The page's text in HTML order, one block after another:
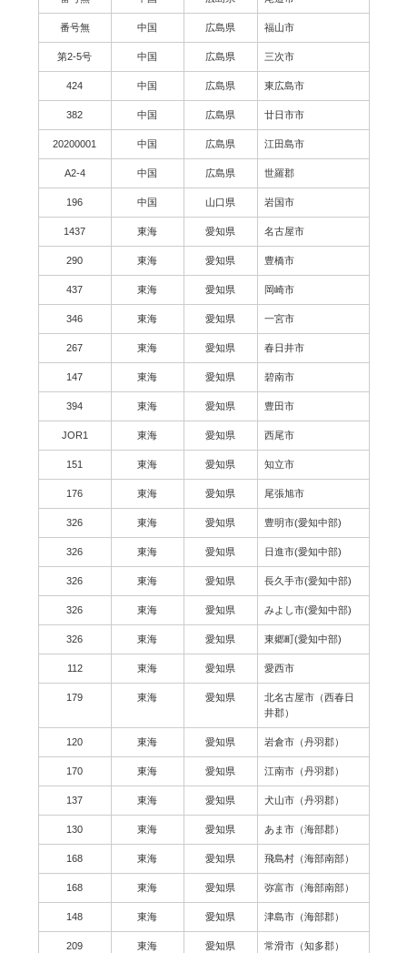
番号無 中国 広島県 福山市
第2-5号 中国 広島県 三次市
424 中国 広島県 東広島市
382 中国 広島県 廿日市市
20200001 中国 広島県 江田島市
A2-4 中国 広島県 世羅郡
196 中国 山口県 岩国市
1437 東海 愛知県 名古屋市
290 東海 愛知県 豊橋市
437 東海 愛知県 岡崎市
346 東海 愛知県 一宮市
267 東海 愛知県 春日井市
147 東海 愛知県 碧南市
394 東海 愛知県 豊田市
JOR1 東海 愛知県 西尾市
151 東海 愛知県 知立市
176 東海 愛知県 尾張旭市
326 東海 愛知県 豊明市(愛知中部)
326 東海 愛知県 日進市(愛知中部)
326 東海 愛知県 長久手市(愛知中部)
326 東海 愛知県 みよし市(愛知中部)
326 東海 愛知県 東郷町(愛知中部)
112 東海 愛知県 愛西市
179 東海 愛知県
北名古屋市（西春日
井郡）
120 東海 愛知県 岩倉市（丹羽郡）
170 東海 愛知県 江南市（丹羽郡）
137 東海 愛知県 犬山市（丹羽郡）
130 東海 愛知県 あま市（海部郡）
168 東海 愛知県 飛島村（海部南部）
168 東海 愛知県 弥富市（海部南部）
148 東海 愛知県 津島市（海部郡）
209 東海 愛知県 常滑市（知多郡）